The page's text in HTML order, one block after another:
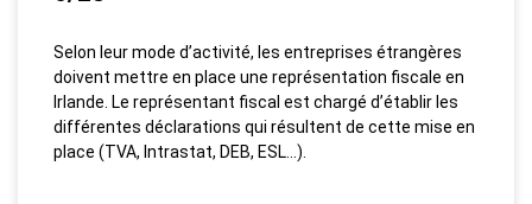
Selon leur mode d’activité, les entreprises étrangères
doivent mettre en place une représentation fiscale en
Irlande. Le représentant fiscal est chargé d’établir les
différentes déclarations qui résultent de cette mise en
place (TVA, Intrastat, DEB, ESL…).